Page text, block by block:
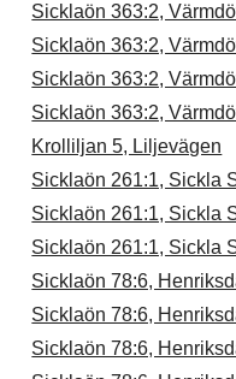
Sicklaön 363:2,
Sicklaön 363:2,
Sicklaön 363:2,
Sicklaön 363:2,
Krolliljan 5, Liljevägen
Sicklaön 261:1, Sickla
Sicklaön 261:1, Sickla
Sicklaön 261:1, Sickla
Sicklaön 78:6,
Sicklaön 78:6,
Sicklaön 78:6,